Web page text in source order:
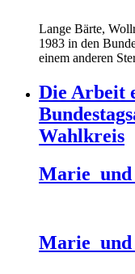
Lange Bärte,
1983 in den
einem anderen
Die Arbeit
Wahlkreis